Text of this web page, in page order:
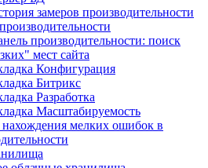
замеров производительности
производительности: поиск
мест сайта
Конфигурация
Битрикс
Разработка
Масштабируемость
мелких ошибок в